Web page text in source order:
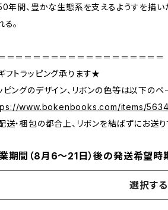
年間、豊かな生態系を支えるようすを描い
る。
＝＝＝＝＝＝＝＝＝＝＝＝＝＝＝＝＝＝
フトラッピング承ります★
ピングのデザイン、リボンの色等は以下の
www.bokenbooks.com/items/
送・梱包の都合上、リボンを結ばずにお送
期間（8月6〜21日）後の発送希望時
選択する